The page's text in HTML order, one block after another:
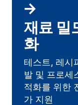
재료 밀
화
테스트, 레시
발 및 프로세
적화를 위한
가 지원